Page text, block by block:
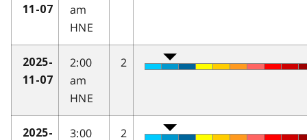
11-07
am
HNE
2025-
11-07
2:00
am
HNE
2
2025-
3:00
2